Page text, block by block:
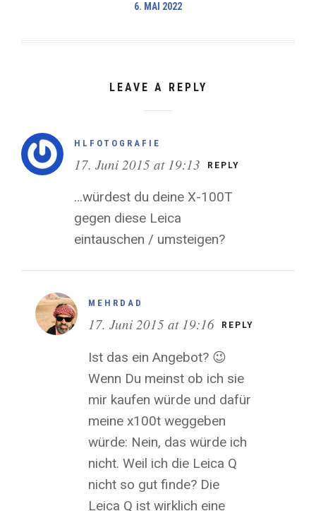
6. MAI 2022
LEAVE A REPLY
HLFOTOGRAFIE
17. Juni 2015 at 19:13 REPLY
…würdest du deine X-100T
gegen diese Leica
eintauschen / umsteigen?
MEHRDAD
17. Juni 2015 at 19:16 REPLY
Ist das ein Angebot? 😉
Wenn Du meinst ob ich sie
mir kaufen würde und dafür
meine x100t weggeben
würde: Nein, das würde ich
nicht. Weil ich die Leica Q
nicht so gut finde? Die
Leica Q ist wirklich eine